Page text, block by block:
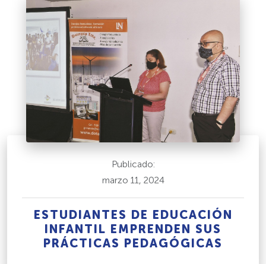
Publicado:
marzo 11, 2024
ESTUDIANTES DE EDUCACIÓN
INFANTIL EMPRENDEN SUS
PRÁCTICAS PEDAGÓGICAS